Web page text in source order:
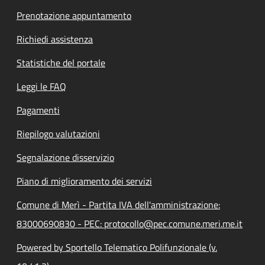
Prenotazione appuntamento
Richiedi assistenza
Statistiche del portale
Leggi le FAQ
Pagamenti
Riepilogo valutazioni
Segnalazione disservizio
Piano di miglioramento dei servizi
Comune di Merì - Partita IVA dell'amministrazione:
83000690830 - PEC: protocollo@pec.comune.meri.me.it
Powered by Sportello Telematico Polifunzionale (v.